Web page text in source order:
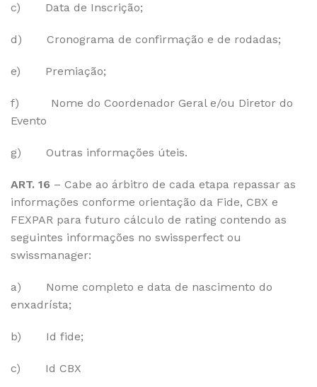
c) Data de Inscrição;
d) Cronograma de confirmação e de rodadas;
e) Premiação;
f) Nome do Coordenador Geral e/ou Diretor do
Evento
g) Outras informações úteis.
ART. 16 – Cabe ao árbitro de cada etapa repassar as
informações conforme orientação da Fide, CBX e
FEXPAR para futuro cálculo de rating contendo as
seguintes informações no swissperfect ou
swissmanager:
a) Nome completo e data de nascimento do
enxadrísta;
b) Id fide;
c) Id CBX